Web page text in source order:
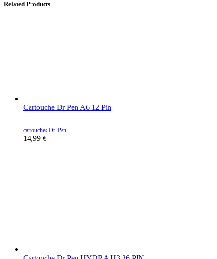
Related Products
Cartouche Dr Pen A6 12 Pin
cartouches Dr. Pen
14,99 €